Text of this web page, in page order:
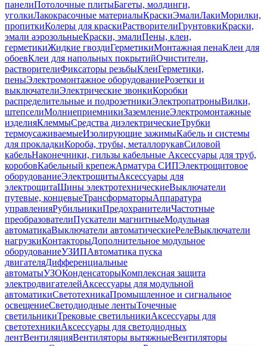
панелиПотолочные плитыБагеты, молдинги,
уголкиЛакокрасочные материалыКраскиЭмалиЛакиМорилки,
пропиткиКолеры для краскиРастворителиГрунтовкиКраски,
эмали аэрозольныеКраски, эмалиПены, клеи,
герметикиЖидкие гвоздиГерметикиМонтажная пенаКлеи для
обоевКлеи для напольных покрытийОчистители,
растворителиФиксаторы резьбыКлеиГерметики,
пеныЭлектромонтажное оборудованиеРозетки и
выключателиЭлектрические звонкиКоробки
распределительные и подрозетникиЭлектропатроныВилки,
штепселиМолниеприемникиЗаземлениеЭлектромонтажные
изделияКлеммыСредства диэлектрическиеТрубки
термоусаживаемыеИзолирующие зажимыКабель и системы
для прокладкиКороба, трубы, металлорукавСиловой
кабельНаконечники, гильзы кабельные Аксессуары для труб,
коробовКабельный крепежАрматура СИПЭлектрощитовое
оборудованиеЭлектрощитыАксессуары для
электрощитаШины электротехническиеВыключатели
путевые, концевыеТрансформаторыАппаратура
управленияРубильникиПредохранителиЧастотные
преобразователиПускатели магнитныеМодульная
автоматикаВыключатели автоматическиеРелеВыключатели
нагрузкиКонтакторыДополнительное модульное
оборудованиеУЗИПАвтоматика пуска
двигателяДифференциальные
автоматыУЗОКонденсаторыКомплексная защита
электродвигателейАксессуары для модульной
автоматикиСветотехникаПромышленное и сигнальное
освещениеСветодиодные лентыТочечные
светильникиТрековые светильникиАксессуары для
светотехникиАксессуары для светодиодных
лентВентиляцияВентиляторы вытяжныеВентиляторы